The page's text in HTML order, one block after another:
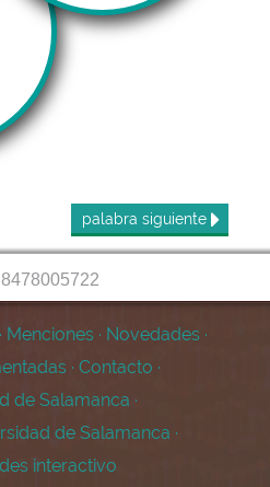
palabra siguiente
8478005722
· Menciones · Novedades ·
· Contacto ·
de Salamanca ·
de Salamanca ·
interactivo